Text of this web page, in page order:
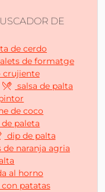
DE
de cerdo
de formatge
crujiente
salsa de palta
de coco
paleta
dip de palta
de naranja agria
al horno
con patatas